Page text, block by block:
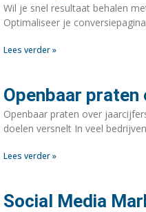
Wil je snel resultaat behalen
Optimaliseer je
Lees verder »
Openbaar
Openbaar praten over
doelen versnelt In veel bedrijven
Lees verder »
Social Media